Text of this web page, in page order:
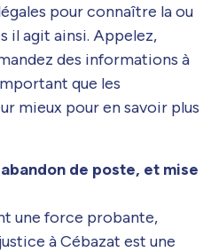
pour connaître la ou
il agit ainsi. Appelez,
des informations à
que les
mieux pour en savoir plus
de poste, et mise
une force probante,
à Cébazat est une